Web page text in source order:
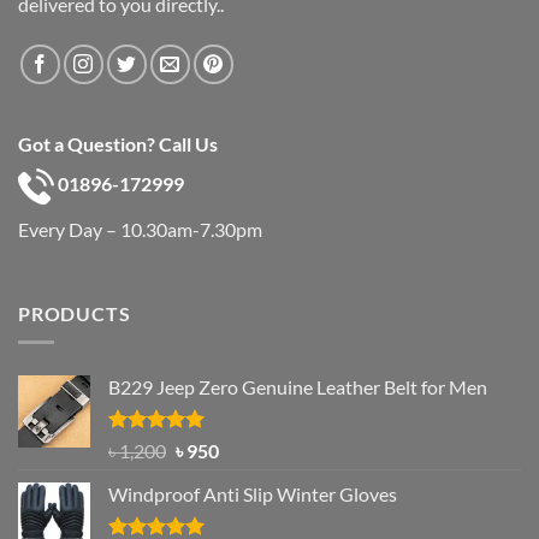
Got a Question? Call Us
01896-172999
Every Day – 10.30am-7.30pm
PRODUCTS
B229 Jeep Zero Genuine Leather Belt for Men
Rated4.92
out of 5
৳1,200 Original
was:
৳ 1,200.
৳950Current
is:
Windproof Anti Slip Winter Gloves